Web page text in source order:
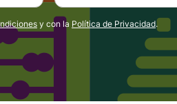
y con la Política de Privacidad.